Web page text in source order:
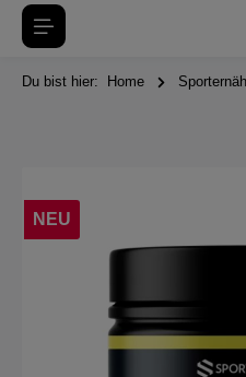
Du bist hier: Home
NEU